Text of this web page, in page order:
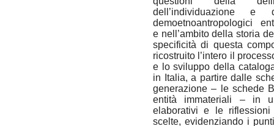
dell’individuazione
demoetnoantropologici
e nell’ambito della storia
specificità di questa
ricostruito l’intero il
e lo sviluppo della
in Italia, a partire dalle
generazione – le schede
entità immateriali – in
elaborativi e le
scelte, evidenziando i